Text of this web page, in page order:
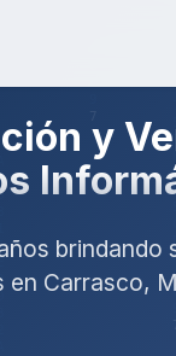
y
brindando
en Carrasco,